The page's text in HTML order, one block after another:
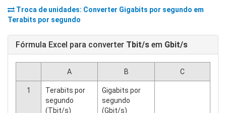
Troca de unidades: Converter Gigabits por segundo em
Terabits por segundo
Fórmula Excel para converter Tbit/s em Gbit/s
A B C
1
Terabits por
segundo
(Tbit/s)
Gigabits por
segundo
(Gbit/s)